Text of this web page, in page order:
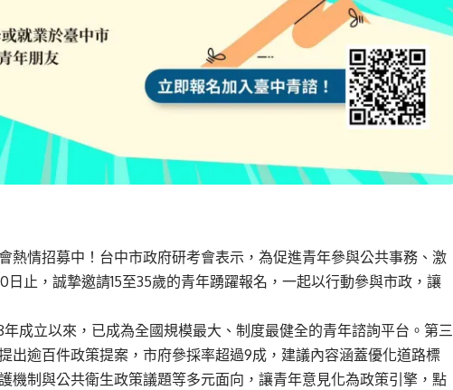
熱情招募中！台中市政府研考會表示，為促進青年參與公共事務、激
止，誠摯邀請15至35歲的青年踴躍報名，一起以行動參與市政，讓
成立以來，已成為全國規模最大、制度最健全的青年諮詢平台。第三
出逾百件政策提案，市府參採率超過9成，建議內容涵蓋優化道路標
機制與公共衛生政策議題等多元面向，讓青年意見化為政策引擎，點